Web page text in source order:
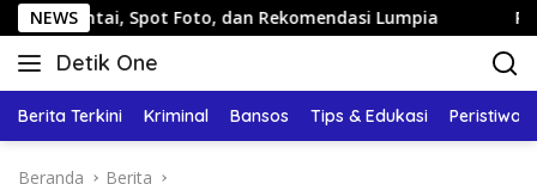
Langsung
ke
konten
NEWS
Foto, dan Rekomendasi Lumpia Panduan Wisata
Detik One
Tajam
Fakta
Berita Terkini Kriminal Bansos Tips & Edukasi Peristiwa
Beranda Berita